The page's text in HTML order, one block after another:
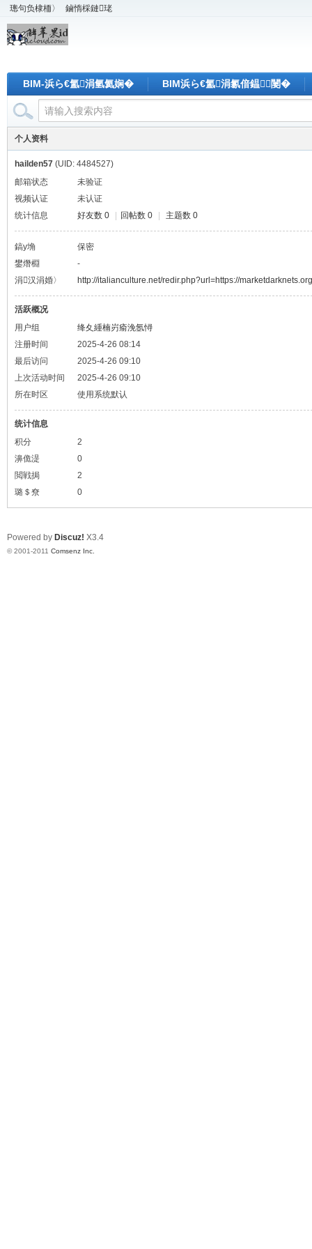
璁句负棣栭〉 鏀惰棌鏈珯
BIM-浜ら€氳涓氫氦娴� BIM浜ら€氳涓氱偣鎾闄�
个人资料
hailden57 (UID: 4484527)
邮箱状态
未验证
视频认证
未认证
统计信息
好友数 0 回帖数 0 主题数 0
鎬у埆
保密
鐢熸棩
-
涓汉涓婚〉
http://italianculture.net/redir.php?url=https://
活跃概况
用户组
绛夊緟楠岃瘉浼氬憳
注册时间
2025-4-26 08:14
最后访问
2025-4-26 09:10
上次活动时间
2025-4-26 09:10
所在时区
使用系统默认
统计信息
积分
2
濞佹湜
0
閲戦挶
2
璐＄尞
0
Powered by Discuz! X3.4
© 2001-2011 Comsenz Inc.